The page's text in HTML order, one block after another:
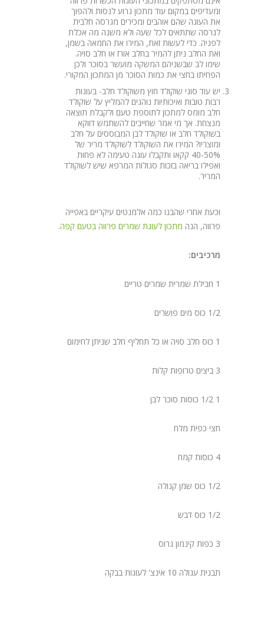
ומעדיפים במקום עוד מתכון גרוע לנסות ולהפוך
את העוגה שהם אוהבים ומכירים מגרסה חלבית
לגרסה שתתאים לכל שעה ולא משנה מה אכלת
לפניה. כדי לעשות זאת, המירו את החמאה בשמן,
ואת החלב ניתן להמיר בחלב אורז או חלב סויה.
שימו לב שבשניהם המשקה מועשר בסוכר ולכן
הפחיתו בחצי את כמות הסוכר מן המתכון המקורי.
יש עוד סוגי שוקולד חוץ משוקולד חלב- בעוגות
רבות טובות ואיכותיות נוהגים להמליץ על שוקולד
חלב מומס למתכון לתוספת טעם ולקבלת תוצאה
מנצחת. אך מי אמר שחייבים להשתמש דווקא
בשוקולד חלב או שוקולד לבן המבוססים על חלב
ומוצריו? המירו את השוקולד לשוקולד מריר של
40-50% קקאו ותקבלו עוגה טעימה לא פחות
ואפילו בריאה בזכות סגולות המרפא שיש לשוקולד
המריר.
וכעת אחרי שהבנו כמה אלמנטים עיקריים באפייה
פרווה, הנה מתכון לעוגת שמרים פרווה בטעם קפה.
מרכיבים:
1 חבילת שמרית שמרים טריים
1/2 כוס מים פושרים
1 כוס חלב סויה או כל תחליף חלב שניתן לחימום
3 ביצים טרופות קלות
1 1/2 כוסות סוכר לבן
חצי כפית מלח
4 כוסות קמח
1/2 כוס שמן קנולה
1/2 כוס דבש
3 כפות קינמון גרוס
תבנית עגולה 10 אינצ' לעוגות בבקה